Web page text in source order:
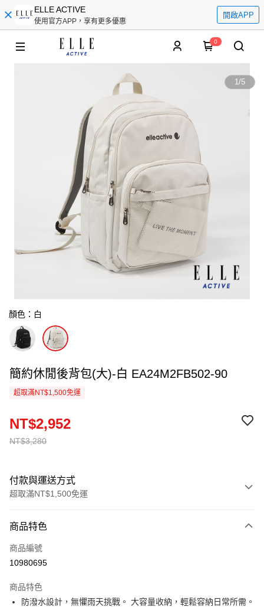
ELLE ACTIVE
使用官方APP，享有更多優惠
開啟APP
0
1/5
顏色：白
簡約休閒後背包(大)-白 EA24M2FB502-90
超取滿NT$1,500免運
NT$3,280
NT$2,952
付款與運送方式
超取滿NT$1,500免運
信用卡一次付款
超商取貨付款
Apple Pay
商品特色
商品編號
10980695
商品特色
防潑水設計，無懼雨天挑戰。 大容量收納，輕鬆容納日常所需。